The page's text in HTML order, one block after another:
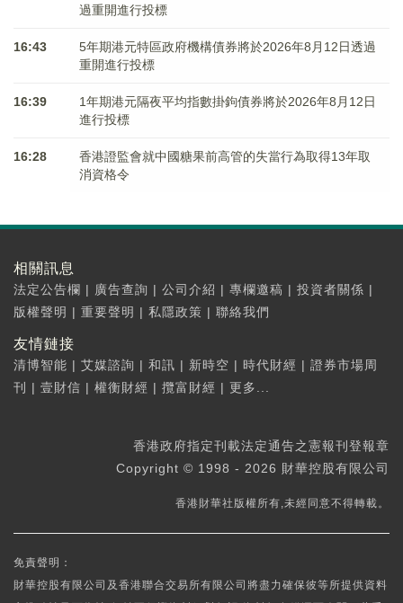
過重開進行投標
16:43
5年期港元特區政府機構債券將於2026年8月12日透過
重開進行投標
16:39
1年期港元隔夜平均指數掛鉤債券將於2026年8月12日
進行投標
16:28
香港證監會就中國糖果前高管的失當行為取得13年取
消資格令
相關訊息
法定公告欄 | 廣告查詢 | 公司介紹 | 專欄邀稿 | 投資者關係 |
版權聲明 | 重要聲明 | 私隱政策 | 聯絡我們
友情鏈接
清博智能 | 艾媒諮詢 | 和訊 | 新時空 | 時代財經 | 證券市場周
刊
| 壹財信 | 權衡財經 | 攬富財經 | 更多...
香港政府指定刊載法定通告之憲報刊登報章
Copyright © 1998 - 2026 財華控股有限公司
香港財華社版權所有,未經同意不得轉載。
免責聲明：
財華控股有限公司及香港聯合交易所有限公司將盡力確保彼等所提供資料